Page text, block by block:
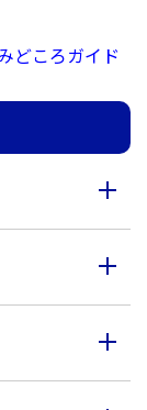
どころガイド